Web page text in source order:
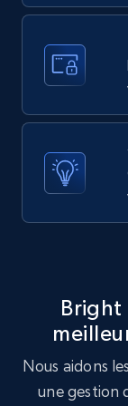
X (formerly
posts by
ID, User
posted,
TikTok -
Account id,
Bright
Nous aidons
une gestion